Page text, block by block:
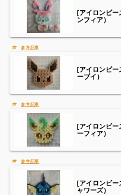
[アイロンビ
ンフィア）
[アイロンビ
ーブイ）
[アイロンビ
ーフィア）
[アイロンビ
ャワーズ）